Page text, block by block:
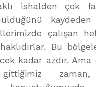
ishalden çok
çalışan
Bu
kadar azdır. Ama
gittiğimiz